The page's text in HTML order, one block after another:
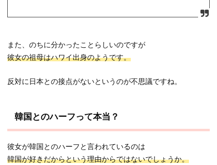
また、のちに分かったことらしいのですが
彼女の祖母はハワイ出身のようです。
反対に日本との接点がないというのが不思議ですね。
韓国とのハーフって本当？
彼女が韓国とのハーフと言われているのは
韓国が好きだからという理由からではないでしょうか。